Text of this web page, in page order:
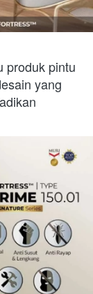
produk pintu
yang